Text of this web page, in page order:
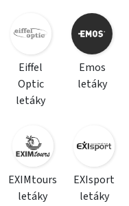
Eiffel
Optic
letáky
Emos
letáky
EXIMtours
letáky
EXIsport
letáky